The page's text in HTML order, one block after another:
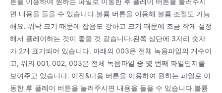
면 내용을 들을 수 있습니다.볼륨 버튼을 이용해 볼륨 조절도 가능
해요. 워낙 크기 때문에 잡음도 강하고 크기 때문에 조금 작게 설정
해서 플레이하는 것이 좋을 것 같습니다.왼쪽 상단에 3자리 숫자
가 2개 표기되어 있습니다. 아래의 003은 전체 녹음파일의 개수이
고, 위의 001, 002, 003은 전체 녹음파일 중 몇 번째 파일인지를
보여주고 있습니다. 이전&다음 버튼을 이용하여 원하는 파일로 이
동한 후 플레이 버튼을 눌러주시면 내용을 들을 수 있습니다.볼륨